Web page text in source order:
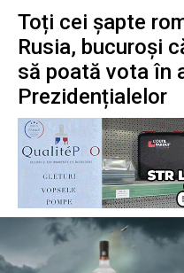
Toți cei șapte
Rusia, bucuroși
să poată vota în
Prezidențialelor